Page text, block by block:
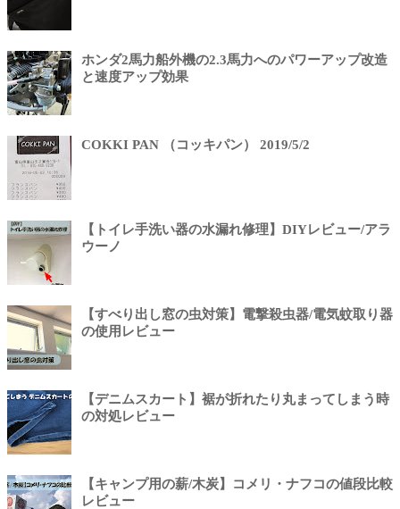
ホンダ2馬力船外機の2.3馬力へのパワーアップ改造
と速度アップ効果
COKKI PAN （コッキパン） 2019/5/2
【トイレ手洗い器の水漏れ修理】DIYレビュー/アラ
ウーノ
【すべり出し窓の虫対策】電撃殺虫器/電気蚊取り器
の使用レビュー
【デニムスカート】裾が折れたり丸まってしまう時
の対処レビュー
【キャンプ用の薪/木炭】コメリ・ナフコの値段比較
レビュー